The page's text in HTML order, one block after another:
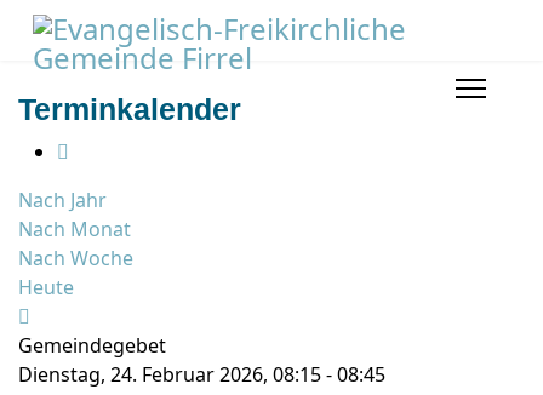
Terminkalender
Nach Jahr
Nach Monat
Nach Woche
Heute
Gemeindegebet
Dienstag, 24. Februar 2026, 08:15 - 08:45